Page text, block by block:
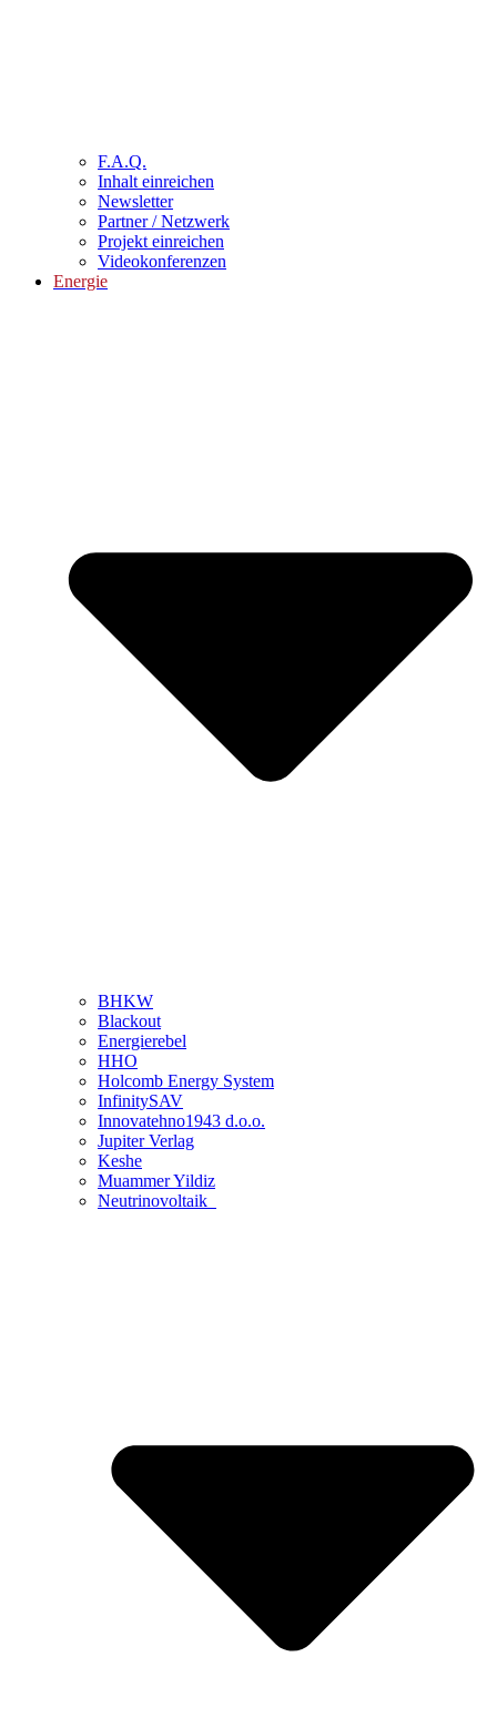
F.A.Q.
Inhalt einreichen
Newsletter
Partner / Netzwerk
Projekt einreichen
Videokonferenzen
Energie
BHKW
Blackout
Energierebel
HHO
Holcomb Energy System
InfinitySAV
Innovatehno1943 d.o.o.
Jupiter Verlag
Keshe
Muammer Yildiz
Neutrinovoltaik